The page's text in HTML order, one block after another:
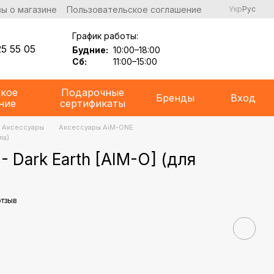
о магазине Пользовательское соглашение УкрРус
55 05
График работы:
Будние: 10:00–18:00
Сб:
11:00–15:00
Подарочные
сертификаты
Бренды Вход
Аксессуары
Аксессуары AiM-ONE
Dark Earth [AIM-O] (для